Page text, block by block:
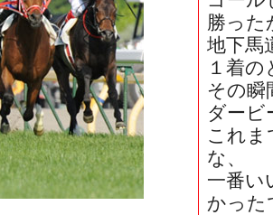
勝った
地下馬
１着
その瞬
ダービ
これま
な、
一番い
かった